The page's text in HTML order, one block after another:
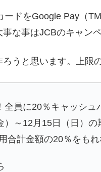
ードをGoogle Pay（
な事はJCBのキャン
うと思います。上限
全員に20％キャッシュ
）～12月15日（日）
合計金額の20％をも